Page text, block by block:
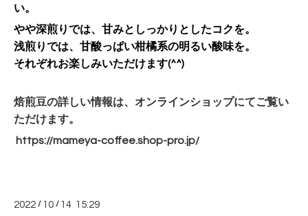
い。
やや深煎りでは、甘みとしっかりとしたコクを。
浅煎りでは、甘酸っぱい柑橘系の明るい酸味を。
それぞれお楽しみいただけます(^^)
焙煎豆の詳しい情報は、オンラインショップにてご覧い
ただけます。
https://mameya-coffee.shop-pro.jp/
2022 / 10 / 14 15:29